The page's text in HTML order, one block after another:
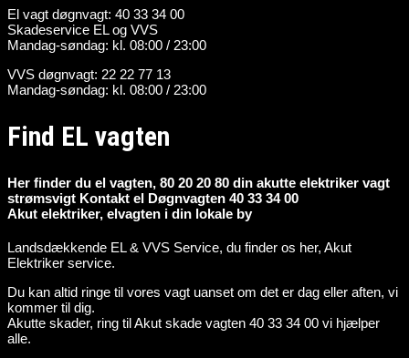
El vagt døgnvagt: 40 33 34 00
Skadeservice EL og VVS
Mandag-søndag: kl. 08:00 / 23:00
VVS døgnvagt: 22 22 77 13
Mandag-søndag: kl. 08:00 / 23:00
Find EL vagten
Her finder du el vagten, 80 20 20 80 din akutte elektriker vagt
strømsvigt Kontakt el Døgnvagten 40 33 34 00
Akut elektriker, elvagten i din lokale by
Landsdækkende EL & VVS Service, du finder os her, Akut
Elektriker service.
Du kan altid ringe til vores vagt uanset om det er dag eller aften, vi
kommer til dig.
Akutte skader, ring til Akut skade vagten 40 33 34 00 vi hjælper
alle.